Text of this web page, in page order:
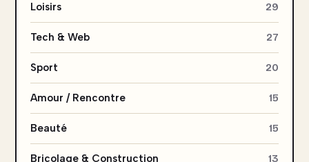
Loisirs 29
Tech & Web 27
Sport 20
Amour / Rencontre 15
Beauté 15
Bricolage & Construction 13